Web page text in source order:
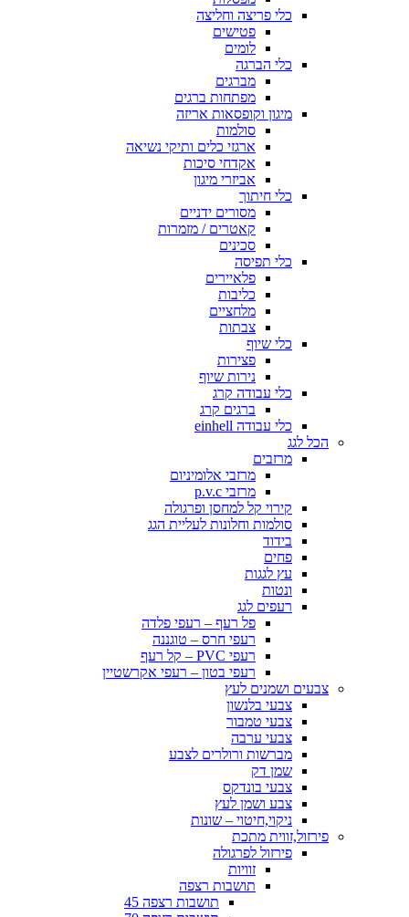
כלי פריצה וחליצה
פטישים
לומים
כלי הברגה
מברגים
מפתחות ברגים
מיגון וקופסאות אריזה
סולמות
ארגזי כלים ותיקי נשיאה
אקדחי סיכות
אביזרי מיגון
כלי חיתוך
מסורים ידניים
קאטרים / מזמרות
סכינים
כלי תפיסה
פלאיירים
כליבות
מלחציים
צבתות
כלי שיוף
פצירות
נירות שיוף
כלי עבודה קרג
ברגים קרג
כלי עבודה einhell
הכל לגג
מרזבים
מרזבי אלומיניום
מרזבי p.v.c
קירוי קל למחסן ופרגולה
סולמות וחלונות לעליית הגג
בידוד
פחים
עץ לגגות
ונטות
רעפים לגג
פל רעף – רעפי פלדה
רעפי חרס – טוגננה
רעפי PVC – קל רעף
רעפי בטון – רעפי אקרשטיין
צבעים ושמנים לעץ
צבעי בלנשון
צבעי טמבור
צבעי ערבה
מברשות ורולרים לצבע
שמן דק
צבעי בונדקס
צבע ושמן לעץ
ניקוי,חיטוי – שונות
פירזול,זווית מתכת
פירזול לפרגולה
זוויות
תושבות רצפה
תושבות רצפה 45